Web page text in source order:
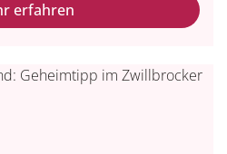
erfahren